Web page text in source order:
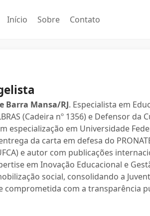
Início Sobre Contato
Barra Mansa/RJ. Especialista em
(Cadeira nº 1356) e Defensor da
especialização em Universidade
da carta em defesa do
e autor com publicações
em Inovação Educacional e
social, consolidando a
comprometida com a transparência